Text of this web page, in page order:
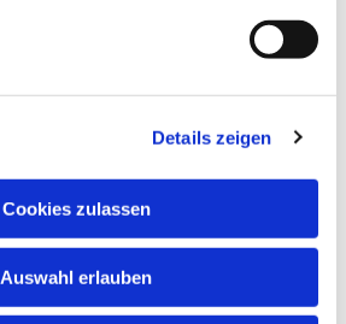
Details zeigen
Cookies zulassen
Auswahl erlauben